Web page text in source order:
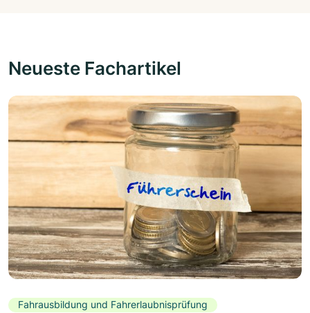
Neueste Fachartikel
Fahrausbildung und Fahrerlaubnisprüfung